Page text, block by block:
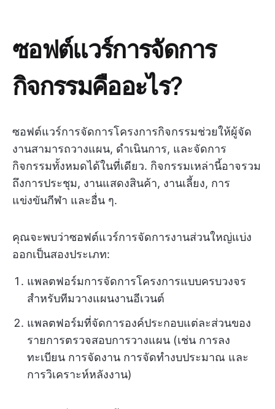
ซอฟต์แวร์การจัดการ
กิจกรรมคืออะไร?
ซอฟต์แวร์การจัดการโครงการกิจกรรมช่วยให้ผู้จัด
งานสามารถวางแผน, ดำเนินการ, และจัดการ
กิจกรรมทั้งหมดได้ในที่เดียว. กิจกรรมเหล่านี้อาจรวม
ถึงการประชุม, งานแสดงสินค้า, งานเลี้ยง, การ
แข่งขันกีฬา และอื่น ๆ.
คุณจะพบว่าซอฟต์แวร์การจัดการงานส่วนใหญ่แบ่ง
ออกเป็นสองประเภท:
แพลตฟอร์มการจัดการโครงการแบบครบวงจร
สำหรับทีมวางแผนงานอีเวนต์
แพลตฟอร์มที่จัดการองค์ประกอบแต่ละส่วนของ
รายการตรวจสอบการวางแผน (เช่น การลง
ทะเบียน การจัดงาน การจัดทำงบประมาณ และ
การวิเคราะห์หลังงาน)